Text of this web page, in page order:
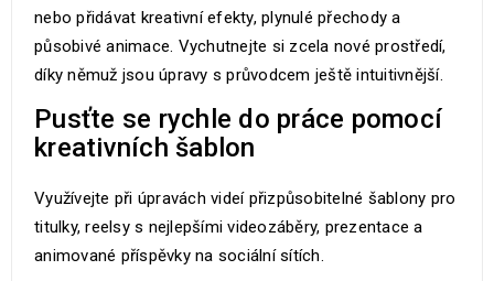
nebo přidávat kreativní efekty, plynulé přechody a
působivé animace. Vychutnejte si zcela nové prostředí,
díky němuž jsou úpravy s průvodcem ještě intuitivnější.
Pusťte se rychle do práce pomocí
kreativních šablon
Využívejte při úpravách videí přizpůsobitelné šablony pro
titulky, reelsy s nejlepšími videozáběry, prezentace a
animované příspěvky na sociální sítích.